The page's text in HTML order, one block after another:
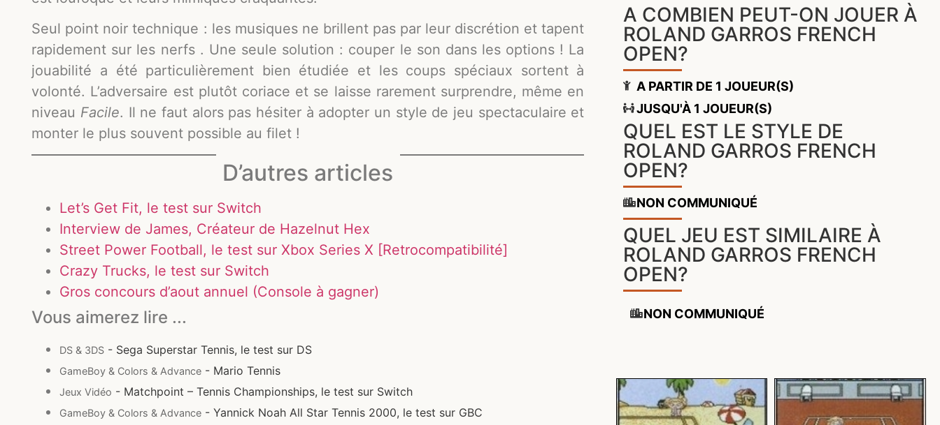
Seul point noir technique : les musiques ne brillent pas par leur discrétion et tapent
rapidement sur les nerfs . Une seule solution : couper le son dans les options ! La
jouabilité a été particulièrement bien étudiée et les coups spéciaux sortent à
volonté. L’adversaire est plutôt coriace et se laisse rarement surprendre, même en
niveau Facile. Il ne faut alors pas hésiter à adopter un style de jeu spectaculaire et
monter le plus souvent possible au filet !
D’autres articles
Let’s Get Fit, le test sur Switch
Interview de James, Créateur de Hazelnut Hex
Street Power Football, le test sur Xbox Series X [Retrocompatibilité]
Crazy Trucks, le test sur Switch
Gros concours d’aout annuel (Console à gagner)
Vous aimerez lire ...
DS & 3DS - Sega Superstar Tennis, le test sur DS
GameBoy & Colors & Advance - Mario Tennis
Jeux Vidéo - Matchpoint – Tennis Championships, le test sur Switch
GameBoy & Colors & Advance - Yannick Noah All Star Tennis 2000, le test sur GBC
A COMBIEN PEUT-ON JOUER À
ROLAND GARROS FRENCH
OPEN?
A PARTIR DE 1 JOUEUR(S)
JUSQU'À 1 JOUEUR(S)
QUEL EST LE STYLE DE
ROLAND GARROS FRENCH
OPEN?
NON COMMUNIQUÉ
QUEL JEU EST SIMILAIRE À
ROLAND GARROS FRENCH
OPEN?
NON COMMUNIQUÉ